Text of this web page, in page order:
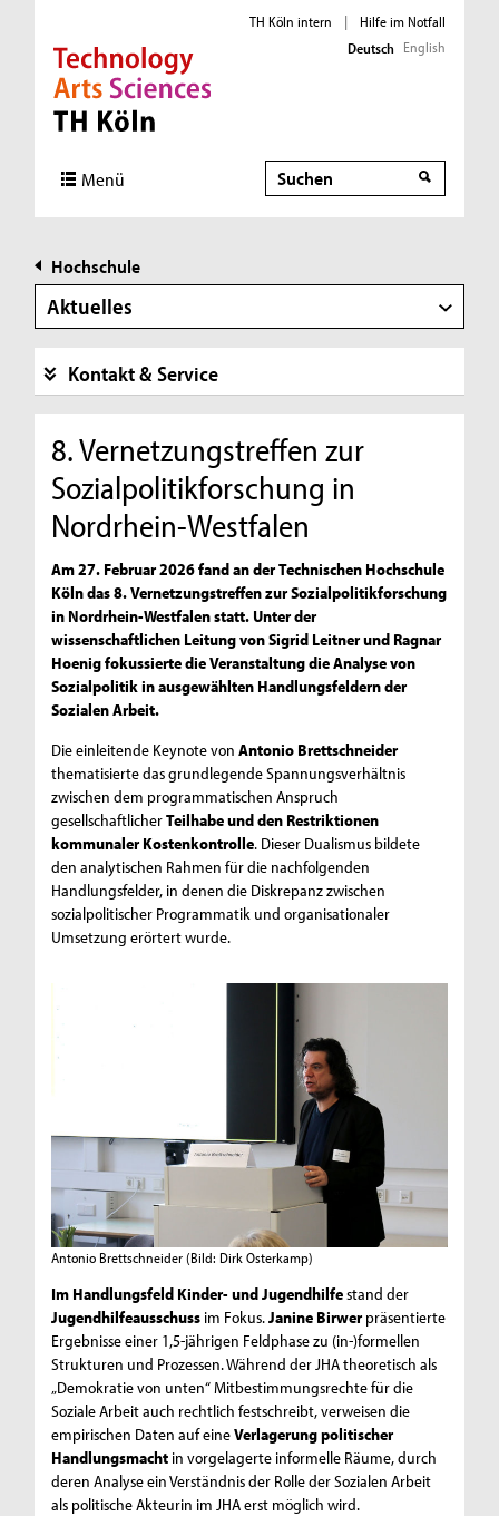
Direkt zur Hauptnavigation
Direkt zur Subnavigation
Direkt zum Inhalt
Direkt zum Fußbereich
TH Köln intern |
Hilfe im Notfall
Deutsch English
Menü Suche
Hochschule
Aktuelles
Kontakt & Service
8. Vernetzungstreffen zur
Sozialpolitikforschung in
Nordrhein-Westfalen
Am 27. Februar 2026 fand an der Technischen Hochschule
Köln das 8. Vernetzungstreffen zur Sozialpolitikforschung
in Nordrhein-Westfalen statt. Unter der
wissenschaftlichen Leitung von Sigrid Leitner und Ragnar
Hoenig fokussierte die Veranstaltung die Analyse von
Sozialpolitik in ausgewählten Handlungsfeldern der
Sozialen Arbeit.
Die einleitende Keynote vonAntonio Brettschneider
thematisierte das grundlegende Spannungsverhältnis
zwischen dem programmatischen Anspruch
gesellschaftlicherTeilhabe und den Restriktionen
kommunaler Kostenkontrolle. Dieser Dualismus bildete
den analytischen Rahmen für die nachfolgenden
Handlungsfelder, in denen die Diskrepanz zwischen
sozialpolitischer Programmatik und organisationaler
Umsetzung erörtert wurde.
Antonio Brettschneider (Bild: Dirk Osterkamp)
Im Handlungsfeld Kinder- und Jugendhilfestand der
Jugendhilfeausschuss im Fokus.Janine Birwerpräsentierte
Ergebnisse einer 1,5-jährigen Feldphase zu (in-)formellen
Strukturen und Prozessen. Während der JHA theoretisch als
„Demokratie von unten“ Mitbestimmungsrechte für die
Soziale Arbeit auch rechtlich festschreibt, verweisen die
empirischen Daten auf eineVerlagerung politischer
Handlungsmacht in vorgelagerte informelle Räume, durch
deren Analyse ein Verständnis der Rolle der Sozialen Arbeit
als politische Akteurin im JHA erst möglich wird.